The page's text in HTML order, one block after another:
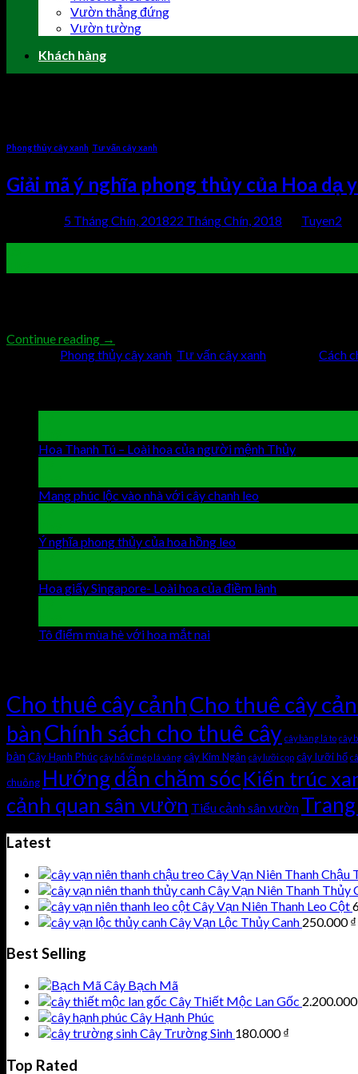
Vườn thẳng đứng
Vườn tường
Khách hàng
Phong thủy cây xanh Tư vấn cây xanh
Giải mã ý nghĩa phong thủy của Hoa dạ
5 Tháng Chín, 201822 Tháng Chín, 2018
Tuyen2
Continue reading →
Phong thủy cây xanh Tư vấn cây xanh Cách
Hoa Thanh Tú – Loài hoa của người mệnh Thủy
Mang phúc lộc vào nhà với cây chanh leo
Ý nghĩa phong thủy của hoa hồng leo
Hoa giấy Singapore- Loài hoa của điềm lành
Tô điểm mùa hè với hoa mắt nai
Cho thuê cây cảnhCho thuê cây
bànChính sách cho thuê cây cây bàng lá to cây
bàn Cây Hạnh Phúc cây hổ vĩ mép lá vàng cây Kim Ngân cây lưỡi cọp cây lưỡi hổ
chuông Hướng dẫn chăm sócKiến trúc
cảnh quan sân vườn Tiểu cảnh sân vườn
Latest
Cây Vạn Niên Thanh Chậu
Cây Vạn Niên Thanh Thủy
Cây Vạn Niên Thanh Leo Cột
Cây Vạn Lộc Thủy Canh 250.000₫
Best Selling
Cây Bạch Mã
Cây Thiết Mộc Lan Gốc 2.200.000
Cây Hạnh Phúc
Cây Trường Sinh 180.000₫
Top Rated